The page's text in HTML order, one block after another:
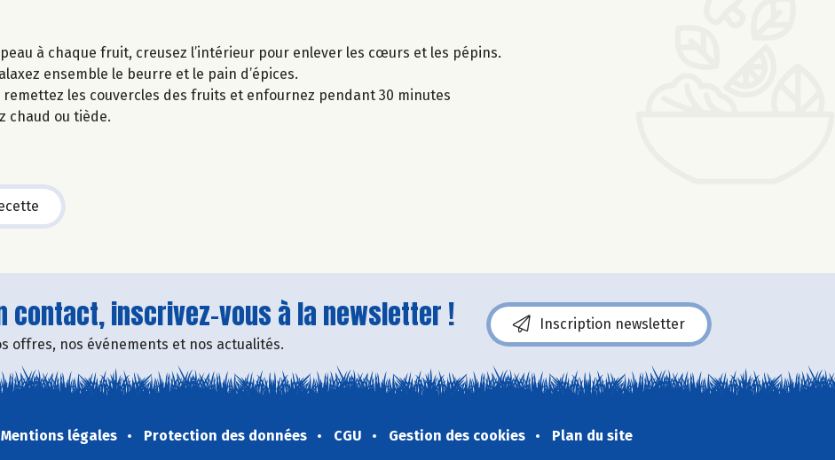
à chaque fruit, creusez l’intérieur pour enlever les cœurs et les pépins.
ensemble le beurre et le pain d’épices.
remettez les couvercles des fruits et enfournez pendant 30 minutes
chaud ou tiède.
contact, inscrivez-vous à la newsletter !
offres, nos événements et nos actualités.
Inscription newsletter
Mentions légales Protection des données CGU Gestion des cookies Plan du site